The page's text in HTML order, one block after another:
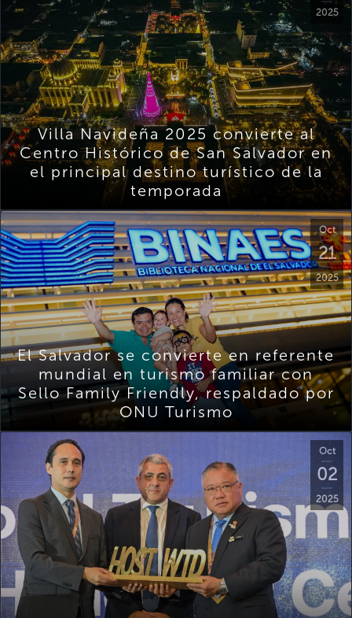
2025
Villa Navideña 2025 convierte al
Centro Histórico de San Salvador en
el principal destino turístico de la
temporada
Oct
21
2025
El Salvador se convierte en referente
mundial en turismo familiar con
Sello Family Friendly, respaldado por
ONU Turismo
Oct
02
2025